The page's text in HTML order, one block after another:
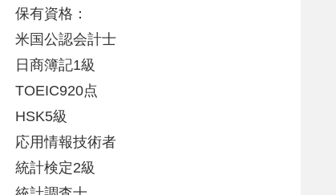
保有資格：
米国公認会計士
日商簿記1級
TOEIC920点
HSK5級
応用情報技術者
統計検定2級